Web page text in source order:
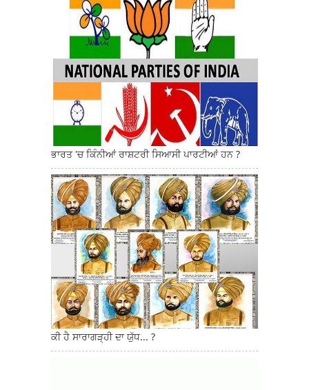
ਭਾਰਤ 'ਚ ਕਿੰਨੀਆਂ ਰਾਸ਼ਟਰੀ ਸਿਆਸੀ ਪਾਰਟੀਆਂ ਹਨ ?
ਕੀ ਹੈ ਸਾਰਾਗੜ੍ਹੀ ਦਾ ਯੁੱਧ... ?